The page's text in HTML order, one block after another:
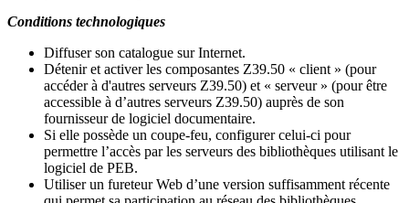
Conditions technologiques
Diffuser son catalogue sur Internet.
Détenir et activer les composantes Z39.50 « client » (pour
accéder à d'autres serveurs Z39.50) et « serveur » (pour être
accessible à d’autres serveurs Z39.50) auprès de son
fournisseur de logiciel documentaire.
Si elle possède un coupe-feu, configurer celui-ci pour
permettre l’accès par les serveurs des bibliothèques utilisant le
logiciel de PEB.
Utiliser un fureteur Web d’une version suffisamment récente